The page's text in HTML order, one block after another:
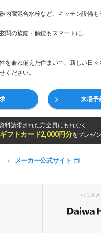
内蔵混合水栓など、キッチン設備も
関の施錠・解錠もスマートに。
を兼ね備えた住まいで、新しい日々
ください。
来場予
資料請求された方全員にもれなく
フトカード2,000円分をプレゼン
メーカー公式サイト
ハウスメ